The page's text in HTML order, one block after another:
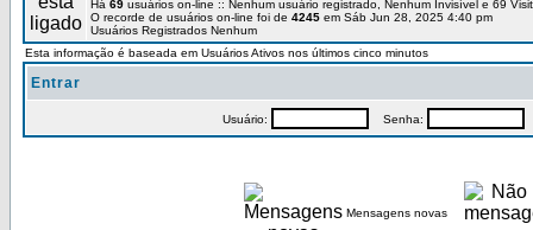
Há 69 usuários on-line :: Nenhum usuário registrado, Nenhum Invisível e 69
O recorde de usuários on-line foi de 4245 em Sáb Jun 28, 2025 4:40 pm
Usuários Registrados Nenhum
Esta informação é baseada em Usuários Ativos nos últimos cinco minutos
Entrar
Usuário: Senha:
Mensagens novas